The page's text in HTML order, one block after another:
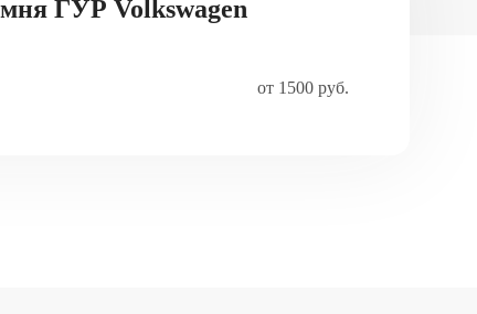
ГУР Volkswagen
от 1500 руб.